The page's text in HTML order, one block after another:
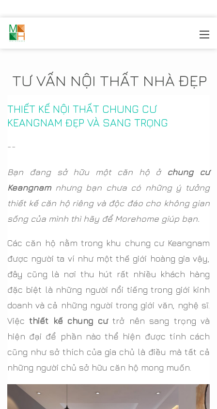
TƯ VẤN NỘI THẤT NHÀ ĐẸP
THIẾT KẾ NỘI THẤT CHUNG CƯ
KEANGNAM ĐẸP VÀ SANG TRỌNG
--
Bạn đang sở hữu một căn hộ ở chung cư
Keangnamnhưng bạn chưa có những ý tưởng
thiết kế căn hộ riêng và độc đáo cho không gian
sống của mình thì hãy để Morehome giúp bạn.
Các căn hộ nằm trong khu chung cư Keangnam
được người ta ví như một thế giới hoàng gia vậy,
đây cũng là nơi thu hút rất nhiều khách hàng
đặc biệt là những người nổi tiếng trong giới kinh
doanh và cả những người trong giới văn, nghệ sĩ.
Việcthiết kế chung cưtrở nên sang trọng và
hiện đại để phần nào thể hiện được tính cách
cũng như sở thích của gia chủ là điều mà tất cả
những người chủ sở hữu căn hộ mong muốn.